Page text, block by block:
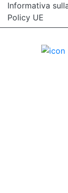
Informativa
Policy UE